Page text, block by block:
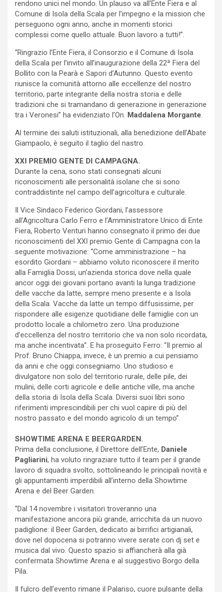
rendono unici nel mondo. Un plauso va all’Ente Fiera e al
Comune di Isola della Scala per l’impegno e la mission che
perseguono ogni anno, anche in momenti storici
complessi come quello attuale. Buon lavoro a tutti!”.
“Ringrazio l’Ente Fiera, il Consorzio e il Comune di Isola
della Scala per l’invito all’inaugurazione della 22ª Fiera del
Bollito con la Pearà e Sapori d’Autunno. Questo evento
riunisce la comunità attorno alle eccellenze del nostro
territorio, parte integrante della nostra storia e delle
tradizioni che si tramandano di generazione in generazione
tra i Veronesi” ha evidenziato l’On. Maddalena Morgante.
Al termine dei saluti istituzionali, alla benedizione dell’Abate
Giampaolo, è seguito il taglio del nastro.
XXI PREMIO GENTE DI CAMPAGNA.
Durante la cena, sono stati consegnati alcuni
riconoscimenti alle personalità isolane che si sono
contraddistinte nel campo dell’agricoltura e culturale.
Il Vice Sindaco Federico Giordani, l’assessore
all’Agricoltura Carlo Ferro e l’Amministratore Unico di Ente
Fiera, Roberto Venturi hanno consegnato il primo dei due
riconoscimenti del XXI premio Gente di Campagna con la
seguente motivazione: “Come amministrazione – ha
esordito Giordani – abbiamo voluto riconoscere il merito
alla Famiglia Dossi, un’azienda storica dove nella quale
ancor oggi dei giovani portano avanti la lunga tradizione
delle vacche da latte, sempre meno presente e a Isola
della Scala. Vacche da latte un tempo diffusissime, per
rispondere alle esigenze quotidiane delle famiglie con un
prodotto locale a chilometro zero. Una produzione
d’eccellenza del nostro territorio che va non solo ricordata,
ma anche incentivata”. E ha proseguito Ferro: “Il premio al
Prof. Bruno Chiappa, invece, è un premio a cui pensiamo
da anni e che oggi consegniamo. Uno studioso e
divulgatore non solo del territorio rurale, delle pile, dei
mulini, delle corti agricole e delle antiche ville, ma anche
della storia di Isola della Scala. Diversi suoi libri sono
riferimenti imprescindibili per chi vuol capire di più del
nostro passato e del mondo agricolo di un tempo”.
SHOWTIME ARENA E BEERGARDEN.
Prima della conclusione, il Direttore dell’Ente, Daniele
Pagliarini, ha voluto ringraziare tutto il team per il grande
lavoro di squadra svolto, sottolineando le principali novità e
gli appuntamenti imperdibili all’interno della Showtime
Arena e del Beer Garden.
“Dal 14 novembre i visitatori troveranno una
manifestazione ancora più grande, arricchita da un nuovo
padiglione: il Beer Garden, dedicato ai birrifici artigianali,
dove nel dopocena si potranno vivere serate con dj set e
musica dal vivo. Questo spazio si affiancherà alla già
confermata Showtime Arena e al suggestivo Borgo della
Pila.
Il fulcro dell’evento rimane il Palariso, cuore pulsante della